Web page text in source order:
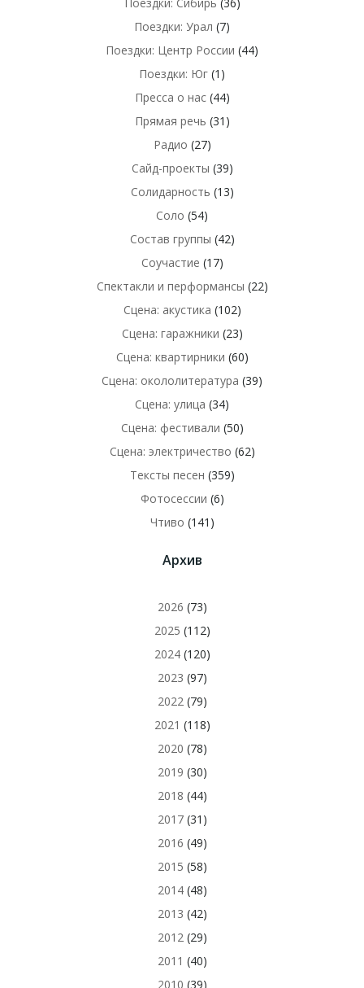
Поездки: Урал (7)
Поездки: Центр России (44)
Поездки: Юг (1)
Пресса о нас(44)
Прямая речь (31)
Радио (27)
Сайд-проекты (39)
Солидарность (13)
Соло (54)
Состав группы (42)
Соучастие (17)
Спектакли и перформансы (22)
Сцена: акустика (102)
Сцена: гаражники (23)
Сцена: квартирники (60)
Сцена: окололитература (39)
Сцена: улица (34)
Сцена: фестивали (50)
Сцена: электричество (62)
Тексты песен (359)
Фотосессии (6)
Чтиво (141)
Архив
2026 (73)
2025 (112)
2024(120)
2023 (97)
2022(79)
2021 (118)
2020 (78)
2019 (30)
2018 (44)
2017(31)
2016 (49)
2015 (58)
2014(48)
2013 (42)
2012(29)
2011 (40)
2010 (39)